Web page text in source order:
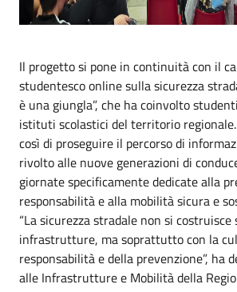
Il progetto si pone in continuità con il
studentesco online sulla sicurezza
è una giungla”, che ha coinvolto
istituti scolastici del territorio
così di proseguire il percorso di
rivolto alle nuove generazioni di
giornate specificamente dedicate alla
responsabilità e alla mobilità sicura e
“La sicurezza stradale non si
infrastrutture, ma soprattutto con la
responsabilità e della prevenzione”, ha
alle Infrastrutture e Mobilità della